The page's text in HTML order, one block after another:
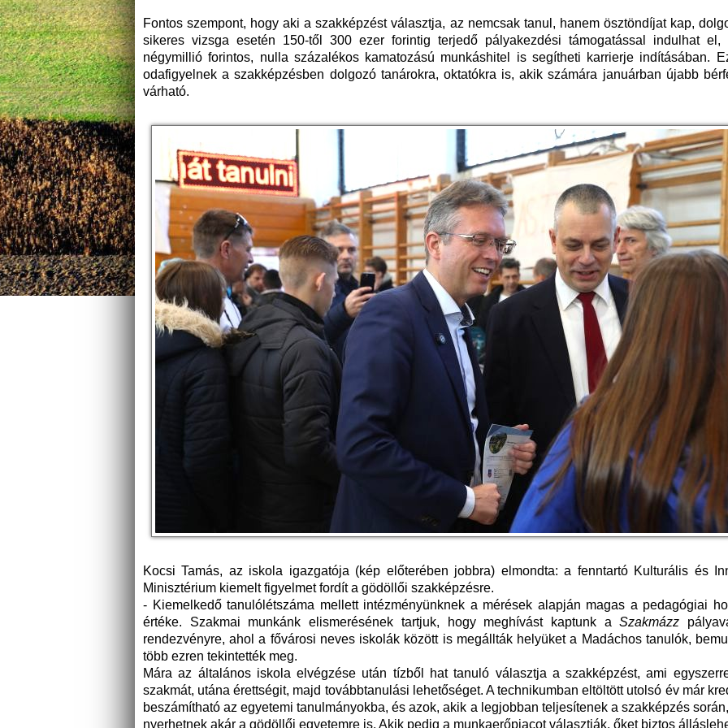
Fontos szempont, hogy aki a szakképzést választja, az nemcsak tanul, hanem ösztöndíjat kap,
sikeres vizsga esetén 150-től 300 ezer forintig terjedő pályakezdési támogatással indulhat el,
négymillió forintos, nulla százalékos kamatozású munkáshitel is segítheti karrierje indításában.
odafigyelnek a szakképzésben dolgozó tanárokra, oktatókra is, akik számára januárban újabb
várható.
Kocsi Tamás, az iskola igazgatója (kép előterében jobbra) elmondta: a fenntartó Kulturális és
Minisztérium kiemelt figyelmet fordít a gödöllői szakképzésre.
- Kiemelkedő tanulólétszáma mellett intézményünknek a mérések alapján magas a pedagógiai
értéke. Szakmai munkánk elismerésének tartjuk, hogy meghívást kaptunk aSzakmázz
rendezvényre, ahol a fővárosi neves iskolák között is megállták helyüket a Madáchos tanulók,
több ezren tekintették meg.
Mára az általános iskola elvégzése után tízből hat tanuló választja a szakképzést, ami
szakmát, utána érettségit, majd továbbtanulási lehetőséget. A technikumban eltöltött utolsó év már
beszámítható az egyetemi tanulmányokba, és azok, akik a legjobban teljesítenek a szakképzés
nyerhetnek akár a gödöllői egyetemre is. Akik pedig a munkaerőpiacot választják, őket biztos